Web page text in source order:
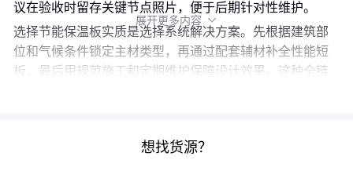
议在验收时留存关键节点照片，便于后期针对性维护。
选择节能保温板实质是选择系统解决方案。先根据建筑部
位和气候条件锁定主材类型，再通过配套辅材补全性能短
板，最后用规范施工和定期维护保障设计效果。这种全链
展开更多内容 
想找货源？